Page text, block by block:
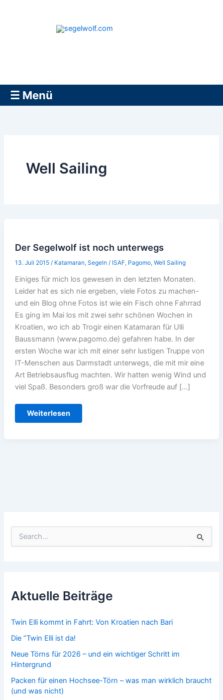
☰ Menü
Well Sailing
Der Segelwolf ist noch unterwegs
13. Juli 2015 / Katamaran, Segeln / ISAF, Pagomo, Well Sailing
Einiges für mich los gewesen in den letzten Monaten.
Leider hat es sich nie ergeben, viele Fotos zu machen-
und ein Blog ohne Fotos ist wie ein Fisch ohne Fahrrad
Es ging im Mai los mit zwei sehr schönen Wochen in
Kroatien, wo ich ab Trogir einen Katamaran für Ulli
Baussmann (www.pagomo.de) gefahren habe. In der
ersten Woche war ich mit einer sehr lustigen Truppe von
IT-Menschen aus Darmstadt unterwegs, die mit mir eine
Art Betriebsausflug machten. Wir hatten wenig Wind und
viel Spaß. Besonders groß war die Vorfreude auf […]
Der
Weiterlesen
n
a
h
Aktuelle Beiträge
Twin Elli kommt in Fahrt: Von Kroatien nach Bari
Die “Twin Elli ist da!
Neue Törns für 2026 – und ein wichtiger Schritt im
Hintergrund
Packen für einen Hochsee-Törn – was man wirklich braucht
(und was nicht)